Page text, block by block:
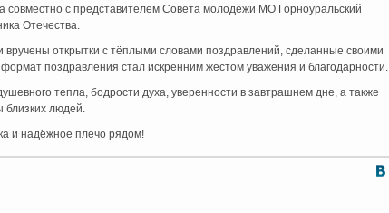
совместно с представителем Совета молодёжи МО Горноуральский
Отечества.
вручены открытки с тёплыми словами поздравлений, сделанные своими
поздравления стал искренним жестом уважения и благодарности.
тепла, бодрости духа, уверенности в завтрашнем дне, а также
близких людей.
и надёжное плечо рядом!